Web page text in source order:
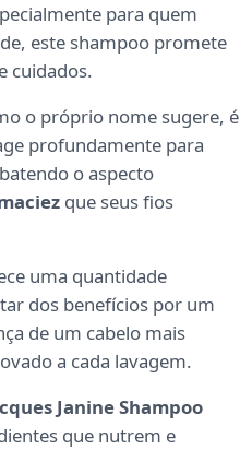
para quem
este shampoo promete
cuidados.
o próprio nome sugere, é
profundamente para
o aspecto
que seus fios
uma quantidade
dos benefícios por um
de um cabelo mais
a cada lavagem.
Janine Shampoo
que nutrem e